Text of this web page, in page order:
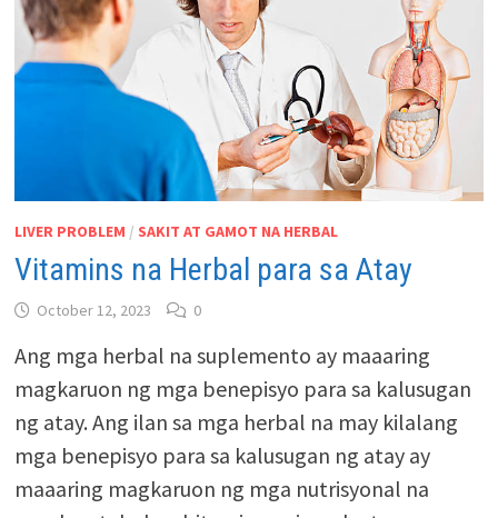
LIVER PROBLEM / SAKIT AT GAMOT NA HERBAL
Vitamins na Herbal para sa Atay
October 12, 2023 0
Ang mga herbal na suplemento ay maaaring
magkaruon ng mga benepisyo para sa kalusugan
ng atay. Ang ilan sa mga herbal na may kilalang
mga benepisyo para sa kalusugan ng atay ay
maaaring magkaruon ng mga nutrisyonal na